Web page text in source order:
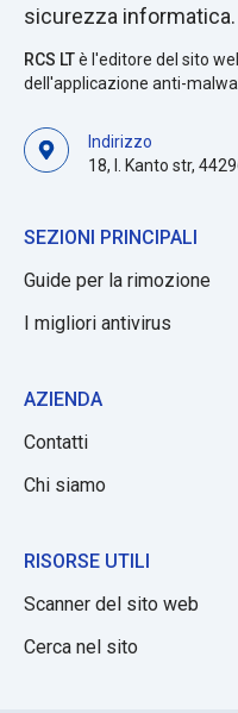
sicurezza informatica.
RCS LTè l'editore del sito
dell'applicazione anti-
Indirizzo
18, I. Kanto str,
SEZIONI PRINCIPALI
Guide per la rimozione
I migliori antivirus
AZIENDA
Contatti
Chi siamo
RISORSE UTILI
Scanner del sito web
Cerca nel sito